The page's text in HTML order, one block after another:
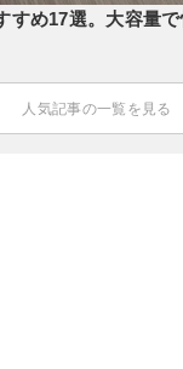
すめ17選。大容量
人気記事の一覧を見る